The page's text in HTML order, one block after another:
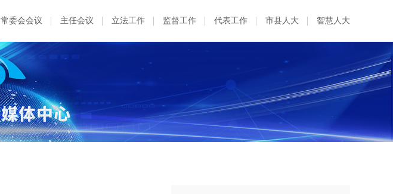
常委会会议 主任会议 立法工作 监督工作 代表工作 市县人大 智慧人大